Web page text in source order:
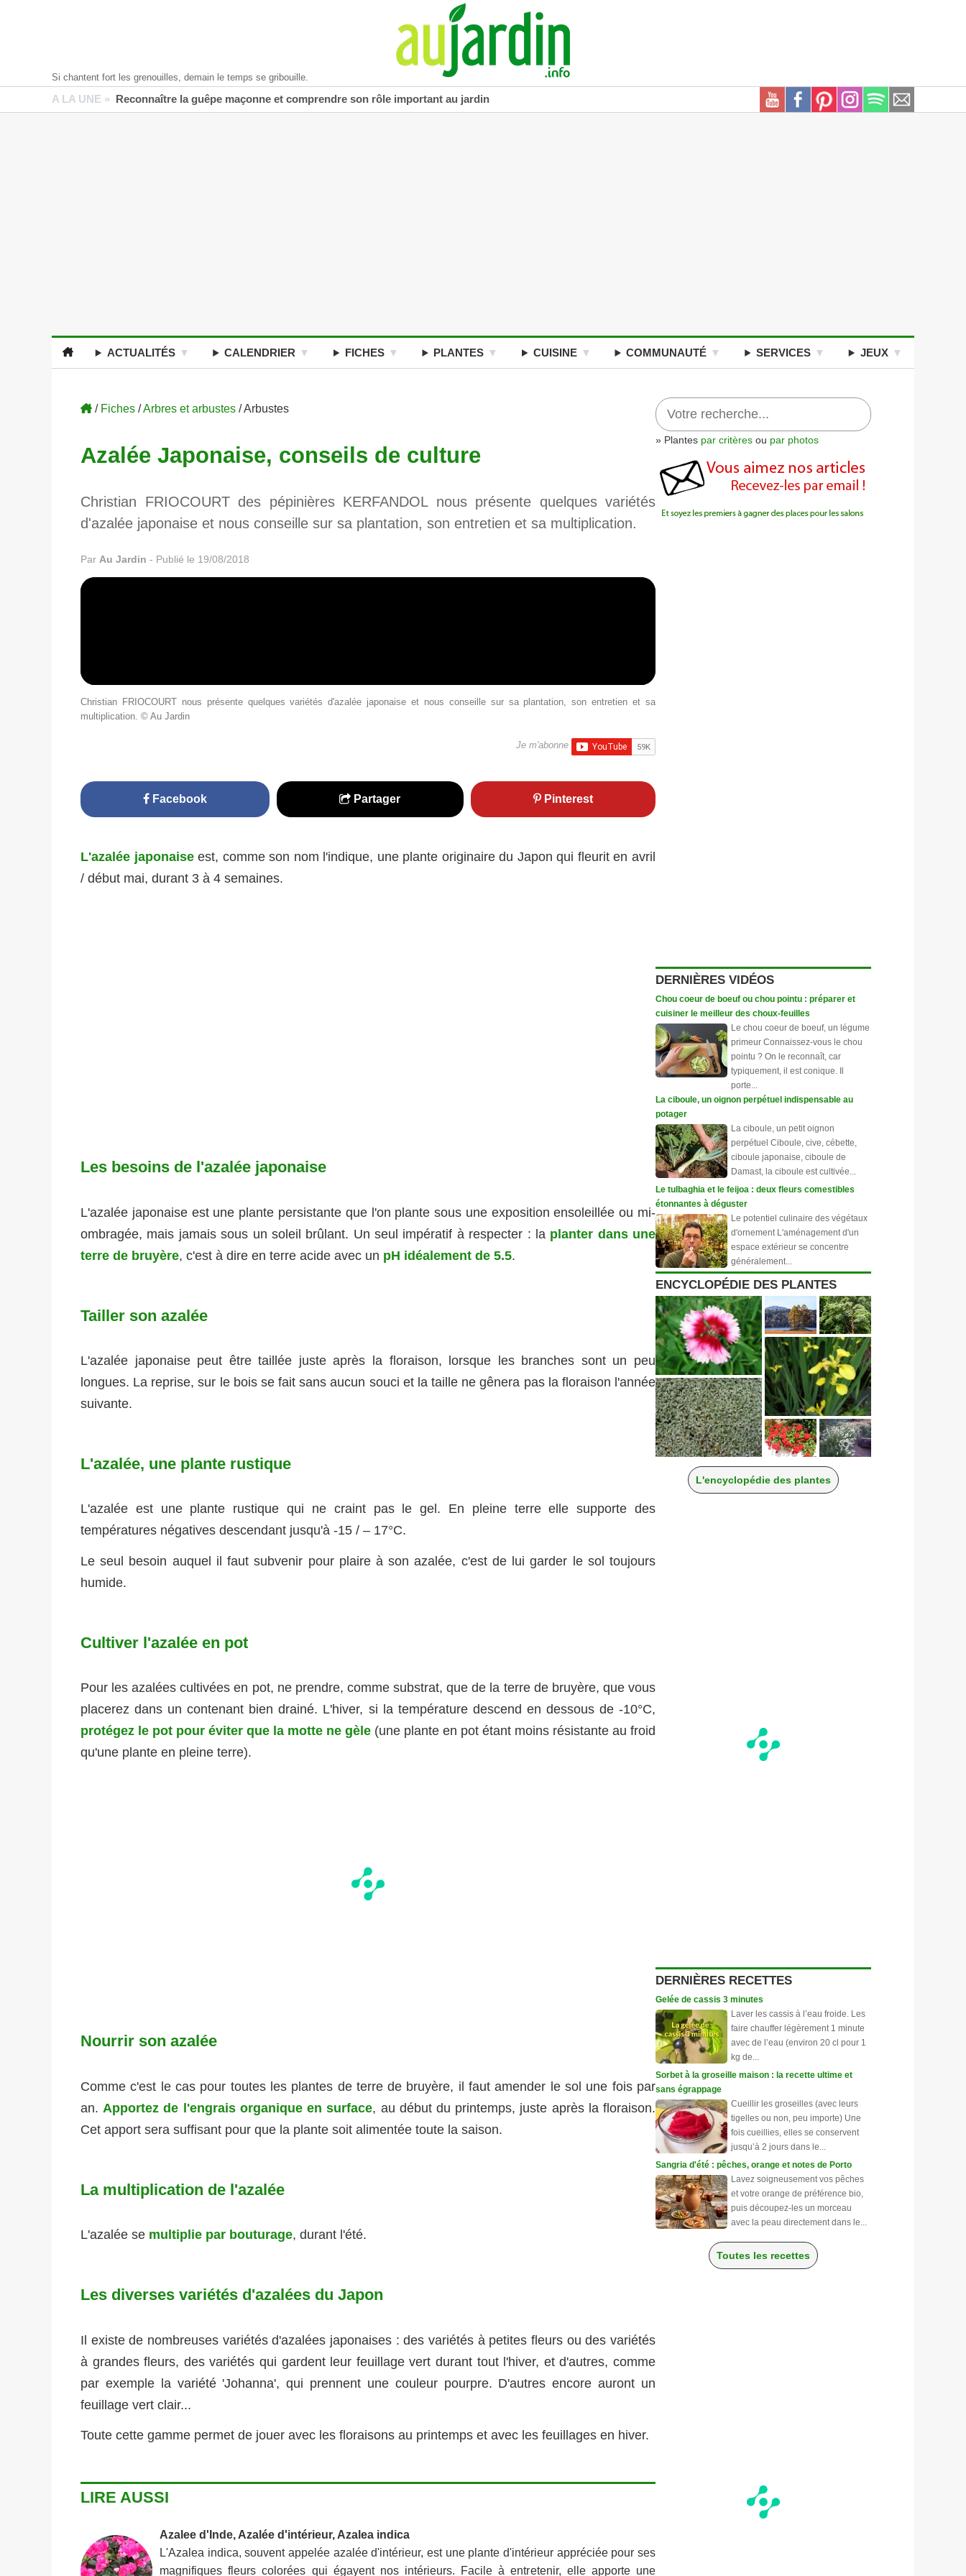
Si chantent fort les grenouilles, demain le temps se gribouille.
A LA UNE » Reconnaître la guêpe maçonne et comprendre son rôle important au jardin
ACTUALITÉS CALENDRIER FICHES PLANTES CUISINE COMMUNAUTÉ SERVICES JEUX
/ Fiches /Arbres et arbustes / Arbustes
Azalée Japonaise, conseils de culture
Christian FRIOCOURT des pépinières KERFANDOL nous présente quelques variétés
d'azalée japonaise et nous conseille sur sa plantation, son entretien et sa multiplication.
Par Au Jardin - Publié le 19/08/2018
Christian FRIOCOURT nous présente quelques variétés d'azalée japonaise et nous conseille sur sa plantation, son entretien et sa
multiplication. © Au Jardin
Je m'abonne
Facebook Partager Pinterest
L'azalée japonaiseest, comme son nom l'indique, une plante originaire du Japon qui fleurit en avril
/ début mai, durant 3 à 4 semaines.
Les besoins de l'azalée japonaise
L'azalée japonaise est une plante persistante que l'on plante sous une exposition ensoleillée ou mi-
ombragée, mais jamais sous un soleil brûlant. Un seul impératif à respecter : la planter dans une
terre de bruyère, c'est à dire en terre acide avec un pH idéalement de 5.5.
Tailler son azalée
L'azalée japonaise peut être taillée juste après la floraison, lorsque les branches sont un peu
longues. La reprise, sur le bois se fait sans aucun souci et la taille ne gênera pas la floraison l'année
suivante.
L'azalée, une plante rustique
L'azalée est une plante rustique qui ne craint pas le gel. En pleine terre elle supporte des
températures négatives descendant jusqu'à -15 / – 17°C.
Le seul besoin auquel il faut subvenir pour plaire à son azalée, c'est de lui garder le sol toujours
humide.
Cultiver l'azalée en pot
Pour les azalées cultivées en pot, ne prendre, comme substrat, que de la terre de bruyère, que vous
placerez dans un contenant bien drainé. L'hiver, si la température descend en dessous de -10°C,
protégez le pot pour éviter que la motte ne gèle (une plante en pot étant moins résistante au froid
qu'une plante en pleine terre).
Nourrir son azalée
Comme c'est le cas pour toutes les plantes de terre de bruyère, il faut amender le sol une fois par
an. Apportez de l'engrais organique en surface, au début du printemps, juste après la floraison.
Cet apport sera suffisant pour que la plante soit alimentée toute la saison.
La multiplication de l'azalée
L'azalée se multiplie par bouturage, durant l'été.
Les diverses variétés d'azalées du Japon
Il existe de nombreuses variétés d'azalées japonaises : des variétés à petites fleurs ou des variétés
à grandes fleurs, des variétés qui gardent leur feuillage vert durant tout l'hiver, et d'autres, comme
par exemple la variété 'Johanna', qui prennent une couleur pourpre. D'autres encore auront un
feuillage vert clair...
Toute cette gamme permet de jouer avec les floraisons au printemps et avec les feuillages en hiver.
LIRE AUSSI
Azalee d'Inde, Azalée d'intérieur, Azalea indica
L'Azalea indica, souvent appelée azalée d'intérieur, est une plante d'intérieur appréciée pour ses
magnifiques fleurs colorées qui égayent nos intérieurs. Facile à entretenir, elle apporte une
» Plantes par critères ou par photos
DERNIÈRES VIDÉOS
Chou coeur de boeuf ou chou pointu : préparer et
cuisiner le meilleur des choux-feuilles
Le chou coeur de boeuf, un légume
primeur Connaissez-vous le chou
pointu ? On le reconnaît, car
typiquement, il est conique. Il
porte...
La ciboule, un oignon perpétuel indispensable au
potager
La ciboule, un petit oignon
perpétuel Ciboule, cive, cébette,
ciboule japonaise, ciboule de
Damast, la ciboule est cultivée...
Le tulbaghia et le feijoa : deux fleurs comestibles
étonnantes à déguster
Le potentiel culinaire des végétaux
d'ornement L'aménagement d'un
espace extérieur se concentre
généralement...
ENCYCLOPÉDIE DES PLANTES
L'encyclopédie des plantes
DERNIÈRES RECETTES
Gelée de cassis 3 minutes
Laver les cassis à l’eau froide. Les
faire chauffer légèrement 1 minute
avec de l’eau (environ 20 cl pour 1
kg de...
Sorbet à la groseille maison : la recette ultime et
sans égrappage
Cueillir les groseilles (avec leurs
tigelles ou non, peu importe) Une
fois cueillies, elles se conservent
jusqu’à 2 jours dans le...
Sangria d'été : pêches, orange et notes de Porto
Lavez soigneusement vos pêches
et votre orange de préférence bio,
puis découpez-les un morceau
avec la peau directement dans le...
Toutes les recettes